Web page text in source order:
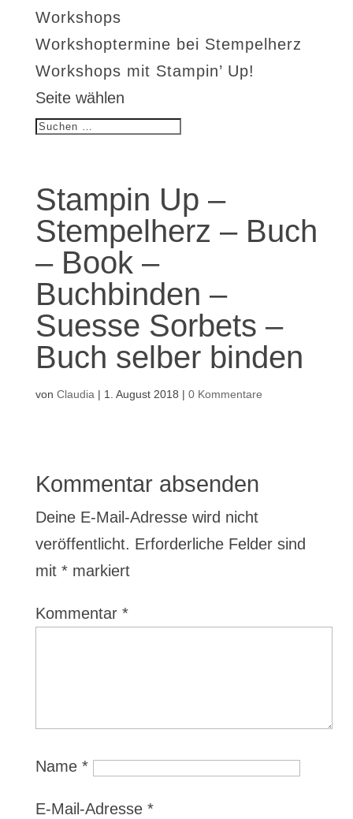
Workshops
Workshoptermine bei Stempelherz
Workshops mit Stampin’ Up!
Seite wählen
Stampin Up –
Stempelherz – Buch
– Book –
Buchbinden –
Suesse Sorbets –
Buch selber binden
von Claudia | 1. August 2018 | 0 Kommentare
Kommentar absenden
Deine E-Mail-Adresse wird nicht
veröffentlicht. Erforderliche Felder sind
mit *markiert
Kommentar *
Name *
E-Mail-Adresse *